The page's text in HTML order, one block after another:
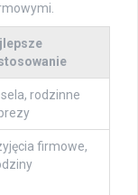
rodzinne
firmowe,